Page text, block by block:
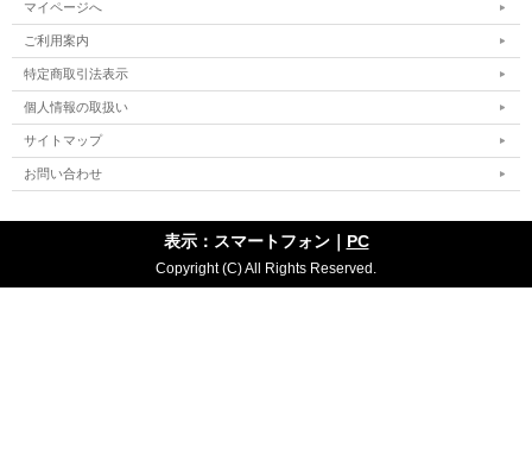
マイページへ
ご利用案内
特定商取引法表示
個人情報の取扱い
サイトマップ
お問い合わせ
表示：スマートフォン｜ PC
Copyright (C) All Rights Reserved.